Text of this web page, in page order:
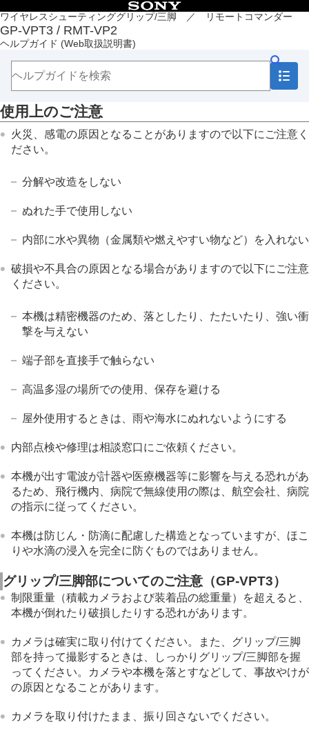
ワイヤレスシューティンググリップ/三脚 ／ リモートコマンダー
GP-VPT3 / RMT-VP2
ヘルプガイド (Web取扱説明書)
目次
トップページ
各部の名称（GP-VPT3）
準備
本機について
使用上のご注意
主な仕様
ライセンスについて
故障かな？と思ったら
使用上のご注意
火災、感電の原因となることがありますので以下にご注意く
ださい。
分解や改造をしない
ぬれた手で使用しない
内部に水や異物（金属類や燃えやすい物など）を入れない
破損や不具合の原因となる場合がありますので以下にご注意
ください。
本機は精密機器のため、落としたり、たたいたり、強い衝
撃を与えない
端子部を直接手で触らない
高温多湿の場所での使用、保存を避ける
屋外使用するときは、雨や海水にぬれないようにする
内部点検や修理は相談窓口にご依頼ください。
本機が出す電波が計器や医療機器等に影響を与える恐れがあ
るため、飛行機内、病院で無線使用の際は、航空会社、病院
の指示に従ってください。
本機は防じん・防滴に配慮した構造となっていますが、ほこ
りや水滴の浸入を完全に防ぐものではありません。
グリップ/三脚部についてのご注意（GP-VPT3）
制限重量（積載カメラおよび装着品の総重量）を超えると、
本機が倒れたり破損したりする恐れがあります。
カメラは確実に取り付けてください。また、グリップ/三脚
部を持って撮影するときは、しっかりグリップ/三脚部を握
ってください。カメラや本機を落とすなどして、事故やけが
の原因となることがあります。
カメラを取り付けたまま、振り回さないでください。